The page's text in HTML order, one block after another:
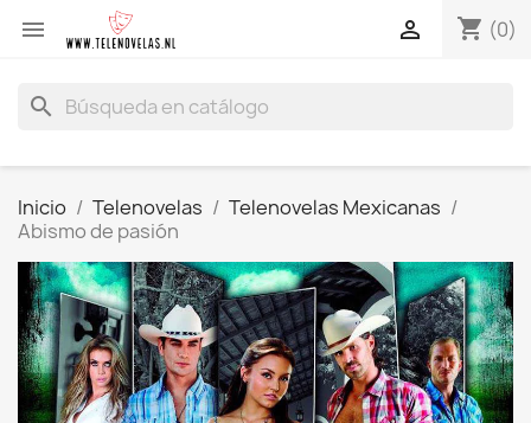
 shopping_cart (0)

search
Inicio Telenovelas
Telenovelas Mexicanas
Abismo de pasión